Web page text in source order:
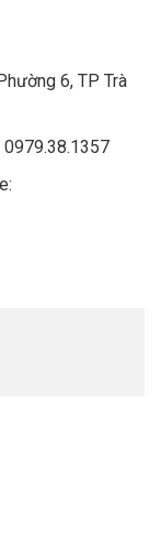
6, TP Trà